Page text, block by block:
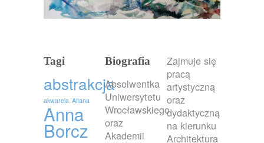
Tagi
abstrakcja
akwarela Altana
Anna
Borcz
Biografia
Absolwentka
Uniwersytetu
Wrocławskiego
oraz
Akademii
Zajmuje się
pracą
artystyczną
oraz
dydaktyczną
na kierunku
Architektura